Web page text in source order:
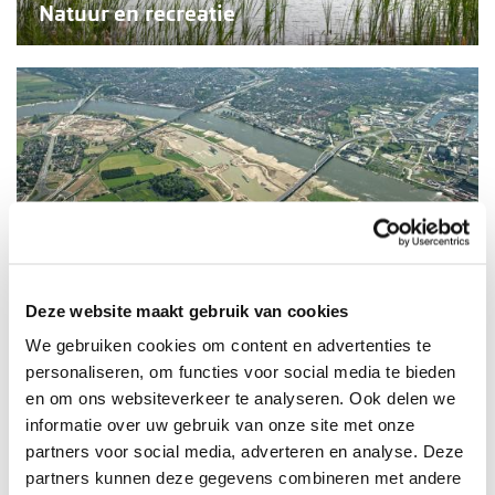
Deze website maakt gebruik van cookies
We gebruiken cookies om content en advertenties te
personaliseren, om functies voor social media te bieden
en om ons websiteverkeer te analyseren. Ook delen we
informatie over uw gebruik van onze site met onze
partners voor social media, adverteren en analyse. Deze
partners kunnen deze gegevens combineren met andere
Natuur en recreatie
Wonen en werken